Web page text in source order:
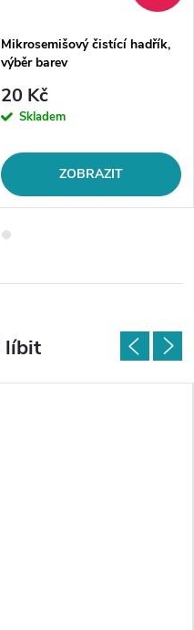
Mikrosemišový čistící hadřík,
výběr barev
20 Kč
Skladem
ZOBRAZIT